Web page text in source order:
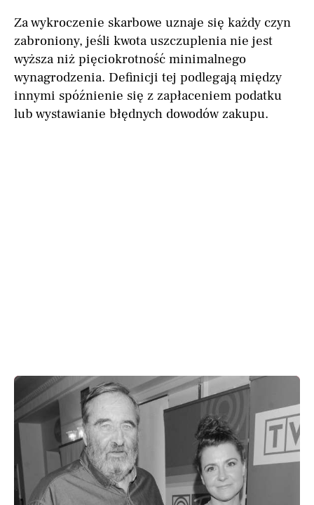
Za wykroczenie skarbowe uznaje się każdy czyn
zabroniony, jeśli kwota uszczuplenia nie jest
wyższa niż pięciokrotność minimalnego
wynagrodzenia. Definicji tej podlegają między
innymi spóźnienie się z zapłaceniem podatku
lub wystawianie błędnych dowodów zakupu.